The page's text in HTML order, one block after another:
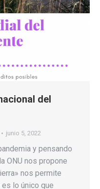
del
junio 5, 2022
y pensando
ONU nos propone
nos permite
lo único que